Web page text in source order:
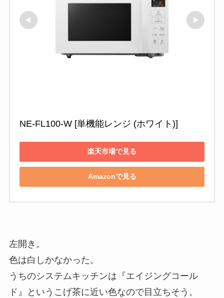
NE-FL100-W [単機能レンジ (ホワイト)]
楽天市場で見る
Amazonで見る
左開き 。
色は白しかなかった。
うちのシステムキッチンは『エイジングコール
ド』というこげ茶に近い色なので目立ちそう。